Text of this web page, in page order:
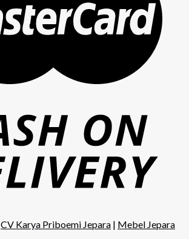
CV Karya Priboemi Jepara | Mebel Jepara